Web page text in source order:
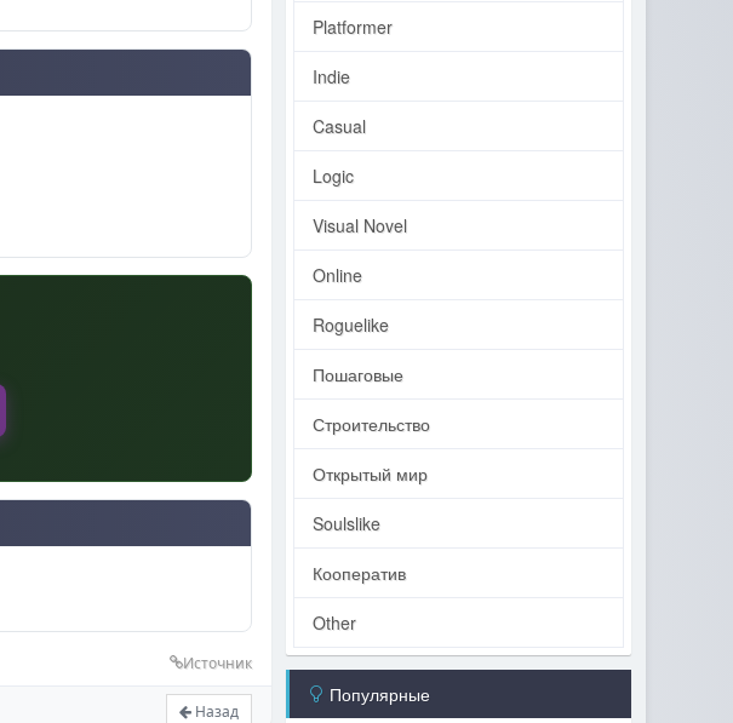
Источник
Назад
Platformer
Indie
Casual
Logic
Visual Novel
Online
Roguelike
Пошаговые
Строительство
Открытый мир
Soulslike
Кооператив
Other
Популярные